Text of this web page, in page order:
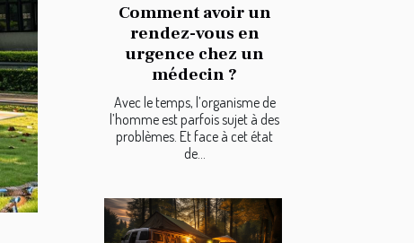
Comment avoir un
rendez-vous en
urgence chez un
médecin ?
Avec le temps, l’organisme de
l’homme est parfois sujet à des
problèmes. Et face à cet état
de...